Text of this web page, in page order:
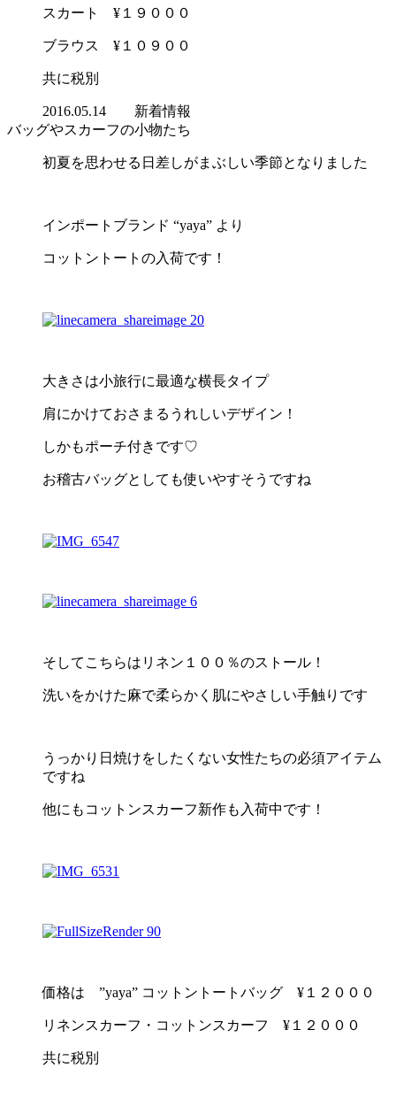
スカート ¥１９０００
ブラウス ¥１０９００
共に税別
2016.05.14 新着情報
バッグやスカーフの小物たち
初夏を思わせる日差しがまぶしい季節となりました
インポートブランド “yaya” より
コットントートの入荷です！
大きさは小旅行に最適な横長タイプ
肩にかけておさまるうれしいデザイン！
しかもポーチ付きです♡
お稽古バッグとしても使いやすそうですね
そしてこちらはリネン１００％のストール！
洗いをかけた麻で柔らかく肌にやさしい手触りです
うっかり日焼けをしたくない女性たちの必須アイテム
ですね
他にもコットンスカーフ新作も入荷中です！
価格は ”yaya” コットントートバッグ ¥１２０００
リネンスカーフ・コットンスカーフ ¥１２０００
共に税別